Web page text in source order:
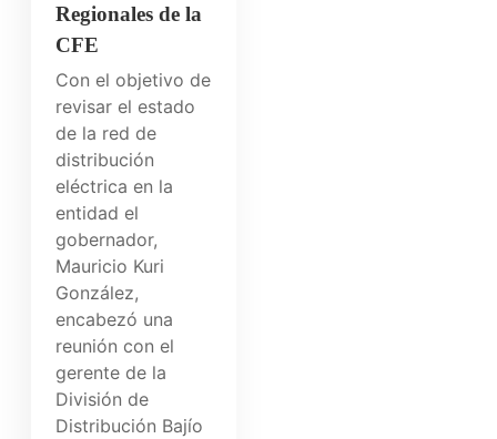
Regionales de la
CFE
Con el objetivo de
revisar el estado
de la red de
distribución
eléctrica en la
entidad el
gobernador,
Mauricio Kuri
González,
encabezó una
reunión con el
gerente de la
División de
Distribución Bajío